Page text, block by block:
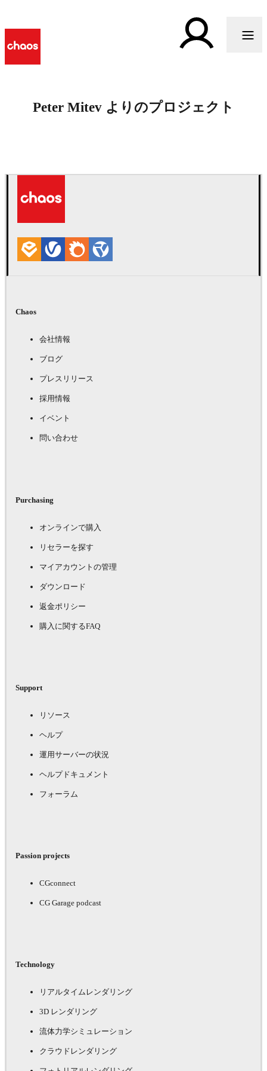
Peter Mitev よりのプロジェクト
Chaos
会社情報
ブログ
プレスリリース
採用情報
イベント
問い合わせ
Purchasing
オンラインで購入
リセラーを探す
マイアカウントの管理
ダウンロード
返金ポリシー
購入に関するFAQ
Support
リソース
ヘルプ
運用サーバーの状況
ヘルプドキュメント
フォーラム
Passion projects
CGconnect
CG Garage podcast
Technology
リアルタイムレンダリング
3D レンダリング
流体力学シミュレーション
クラウドレンダリング